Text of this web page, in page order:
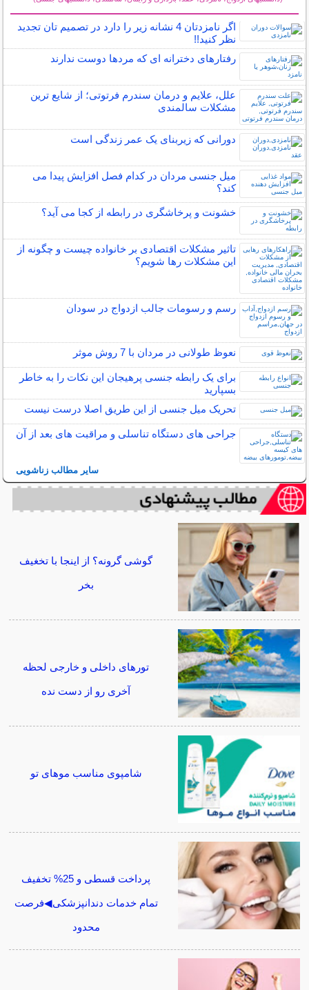
اگر نامزدتان 4 نشانه زیر را دارد در تصمیم تان تجدید
نظر کنید!!
رفتارهای دخترانه ای که مردها دوست ندارند
علل، علایم و درمان سندرم فرتوتی؛ از شایع ترین
مشکلات سالمندی
دورانی که زیربنای یک عمر زندگی‌ است
میل جنسی مردان در کدام فصل افزایش پیدا می
کند؟
خشونت و پرخاشگری در رابطه از کجا می آید؟
تاثیر مشکلات اقتصادی بر خانواده چیست و چگونه از
این مشکلات رها شویم؟
رسم و رسومات جالب ازدواج در سودان
نعوظ طولانی در مردان با 7 روش موثر
برای یک رابطه جنسی پرهیجان این نکات را به خاطر
بسپارید
تحریک میل جنسی از این طریق اصلا درست نیست
جراحی های دستگاه تناسلی و مراقبت های بعد از آن
سایر مطالب زناشویی
گوشی گرونه؟ از اینجا با تخغیف
بخر
تورهای داخلی و خارجی لحظه
آخری رو از دست نده
شامپوی مناسب موهای تو
پرداخت قسطی و 25% تخفیف
تمام خدمات دندانپزشکی◀فرصت
محدود